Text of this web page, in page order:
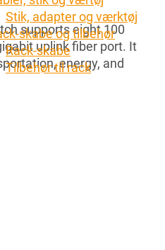
Stik, adapter og værktøj
skabe og tilbehør
Rack-skabe
Tilbehør til rack
supports eight 100
uplink fiber port. It
energy, and